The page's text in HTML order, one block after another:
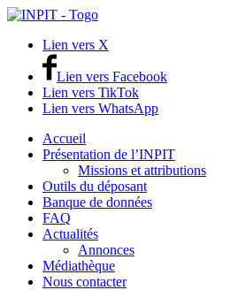
Lien vers X
Lien vers Facebook
Lien vers TikTok
Lien vers WhatsApp
Accueil
Présentation de l’INPIT
Missions et attributions
Outils du déposant
Banque de données
FAQ
Actualités
Annonces
Médiathèque
Nous contacter